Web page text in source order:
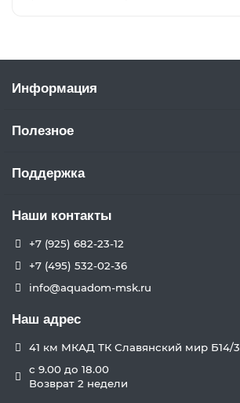
Информация
Полезное
Поддержка
Наши контакты
+7 (925) 682-23-12
+7 (495) 532-02-36
info@aquadom-msk.ru
Наш адрес
41 км МКАД ТК Славянский мир Б14/3
с 9.00 до 18.00
Возврат 2 недели